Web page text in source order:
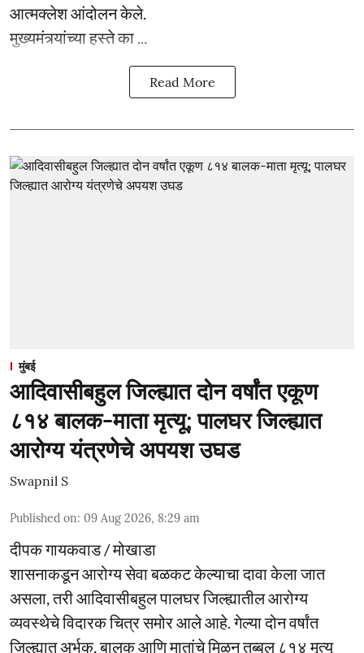
आत्मक्लेश आंदोलन केले.
मुख्यमंत्र्यांच्या हस्ते का ...
Read More
मुंबई
आदिवासीबहुल जिल्ह्यात दोन वर्षांत एकूण
८१४ बालक-माता मृत्यू; पालघर जिल्ह्यात
आरोग्य यंत्रणेचे अपयश उघड
Swapnil S
Published on: 09 Aug 2026, 8:29 am
दीपक गायकवाड / मोखाडा
शासनाकडून आरोग्य सेवा बळकट केल्याचा दावा केला जात
असला, तरी आदिवासीबहुल पालघर जिल्ह्यातील आरोग्य
व्यवस्थेचे विदारक चित्र समोर आले आहे. गेल्या दोन वर्षांत
जिल्ह्यात अर्भक, बालक आणि मातांचे मिळून तब्बल ८१४ मृत्यू